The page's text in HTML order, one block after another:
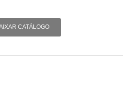
CATÁLOGO